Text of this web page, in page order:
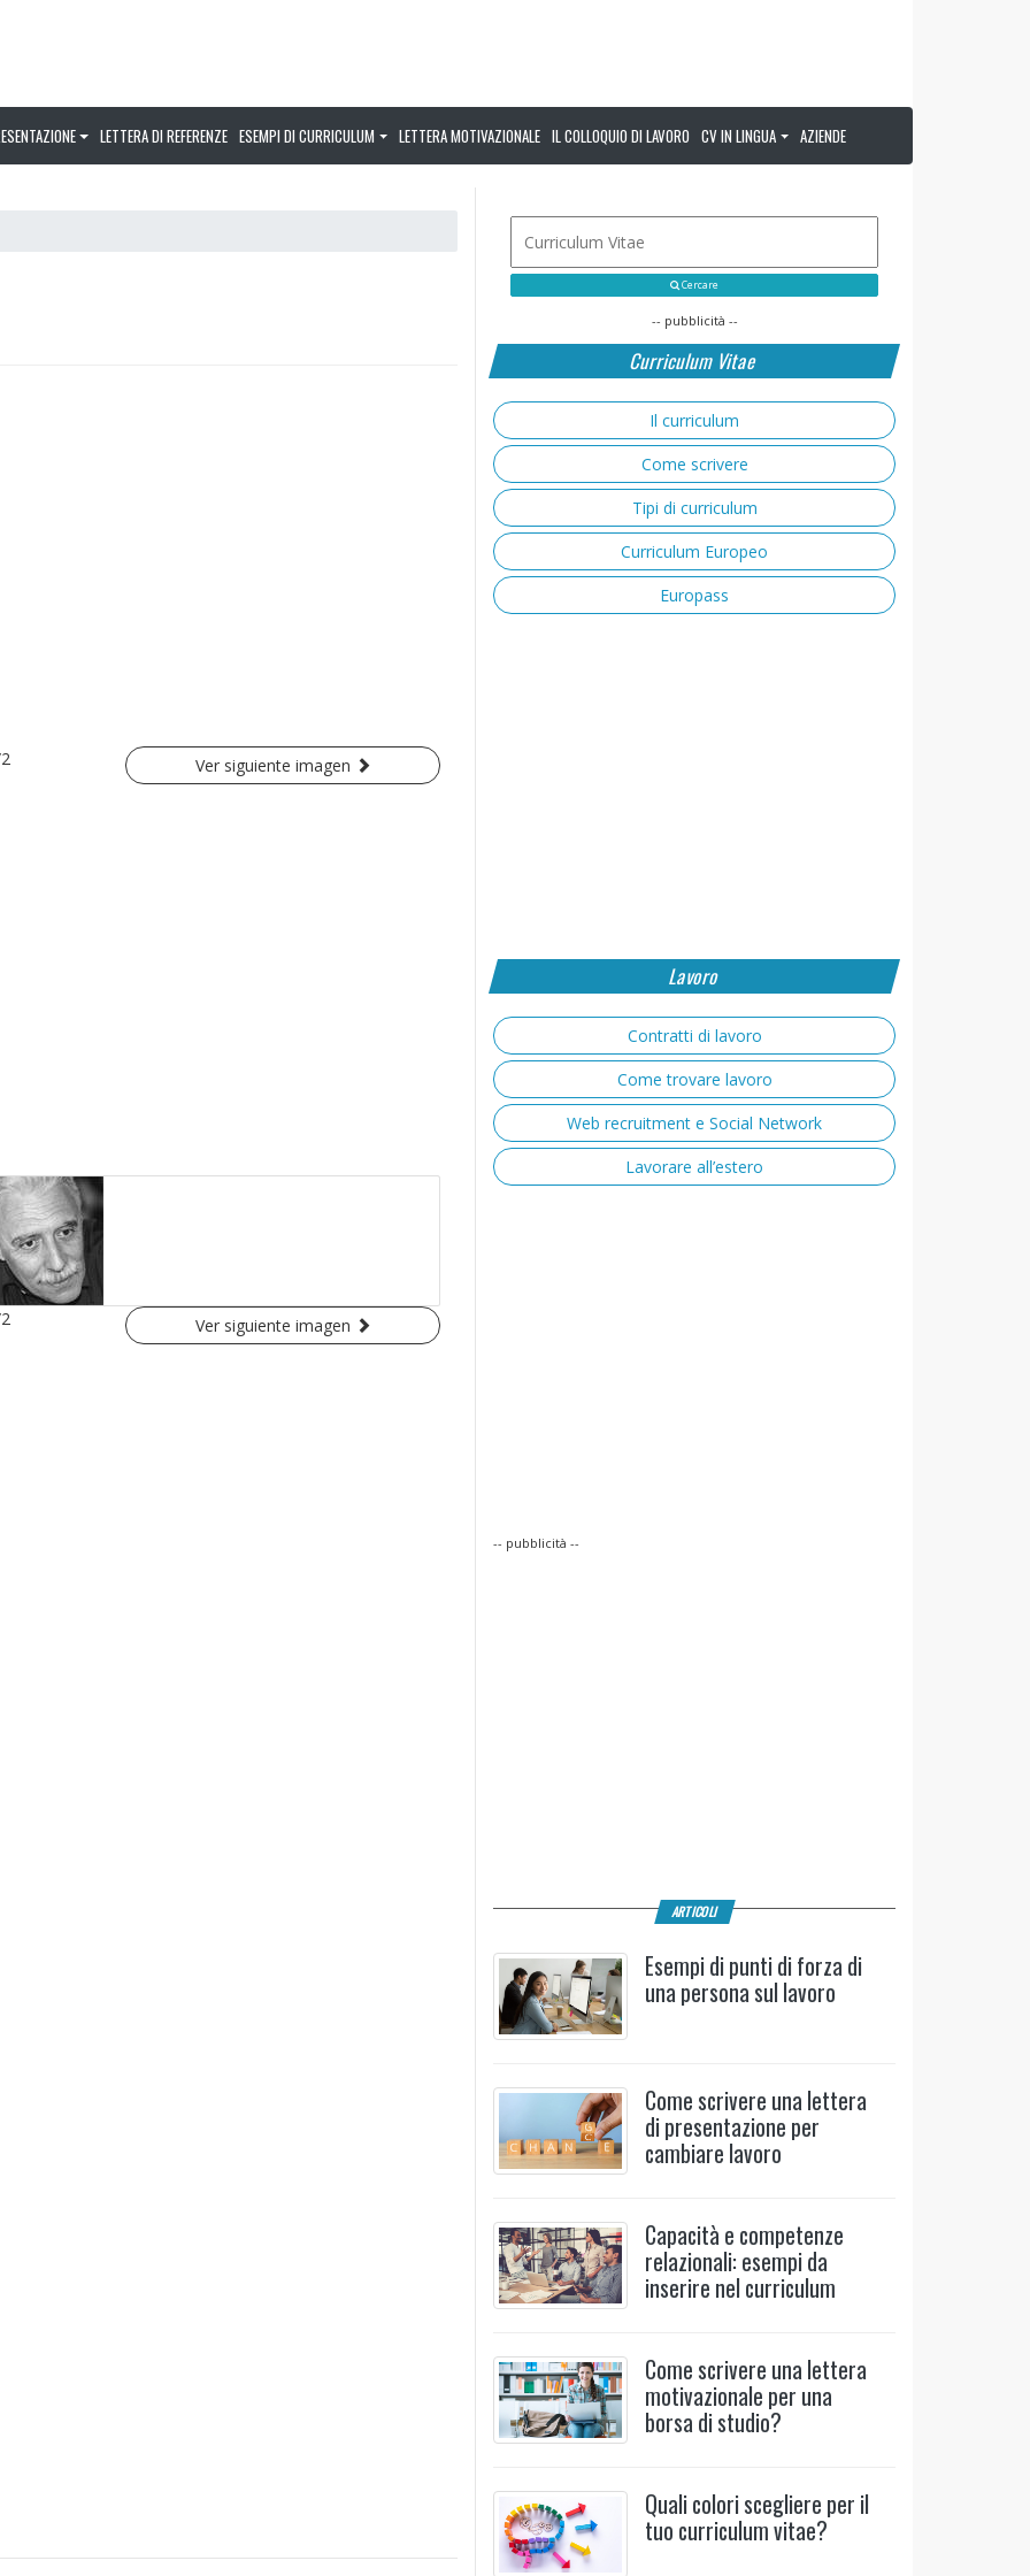
LETTERA DI REFERENZE ESEMPI DI CURRICULUM LETTERA MOTIVAZIONALE IL COLLOQUIO DI LAVORO CV IN LINGUA AZIENDE
Ver siguiente imagen
Ver siguiente imagen
Cercare
-- pubblicità --
Curriculum Vitae
Il curriculum
Come scrivere
Tipi di curriculum
Curriculum Europeo
Europass
Lavoro
Contratti di lavoro
Come trovare lavoro
Web recruitment e Social Network
Lavorare all’estero
-- pubblicità --
ARTICOLI
Esempi di punti di forza di
una persona sul lavoro
Come scrivere una lettera
di presentazione per
cambiare lavoro
Capacità e competenze
relazionali: esempi da
inserire nel curriculum
Come scrivere una lettera
motivazionale per una
borsa di studio?
Quali colori scegliere per il
tuo curriculum vitae?